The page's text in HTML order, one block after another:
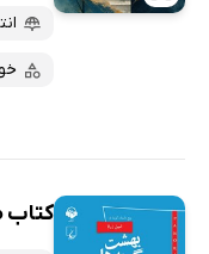
کتاب